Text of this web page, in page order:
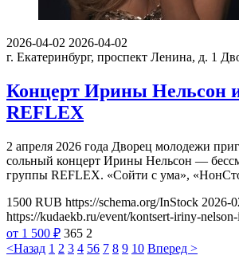
2026-04-02 2026-04-02
г. Екатеринбург, проспект Ленина, д. 1
Концерт Ирины Нельсон
REFLEX
2 апреля 2026 года Дворец молодежи
сольный концерт Ирины Нельсон —
группы REFLEX. «Сойти с ума»,
1500 RUB https://schema.org/InStock 2026-
https://kudaekb.ru/event/kontsert-iriny-
от 1 500 ₽ 365 2
<Назад 1 2 3 4 56 7 8 9 10 Вперед >